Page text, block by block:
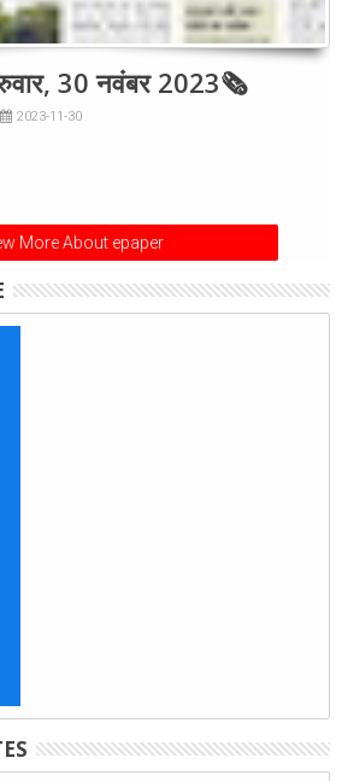
30 नवंबर 2023🗞
2023-11-30
More About epaper